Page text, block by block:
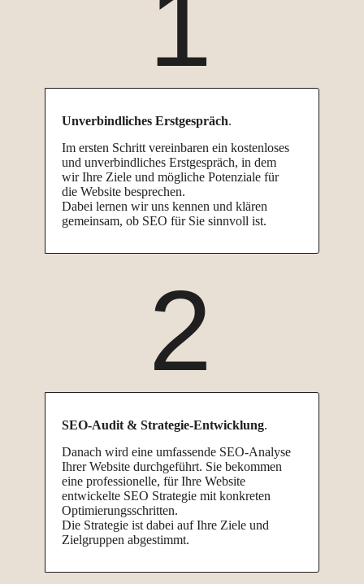
1
Unverbindliches Erstgespräch.
Im ersten Schritt vereinbaren ein kostenloses
und unverbindliches Erstgespräch, in dem
wir Ihre Ziele und mögliche Potenziale für
die Website besprechen.
Dabei lernen wir uns kennen und klären
gemeinsam, ob SEO für Sie sinnvoll ist.
2
SEO-Audit & Strategie-Entwicklung.
Danach wird eine umfassende SEO-Analyse
Ihrer Website durchgeführt. Sie bekommen
eine professionelle, für Ihre Website
entwickelte SEO Strategie mit konkreten
Optimierungsschritten.
Die Strategie ist dabei auf Ihre Ziele und
Zielgruppen abgestimmt.